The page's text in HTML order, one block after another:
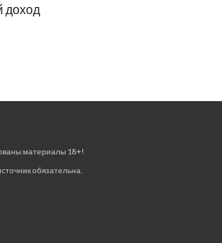
доход
материалы 18+!
обязательна.